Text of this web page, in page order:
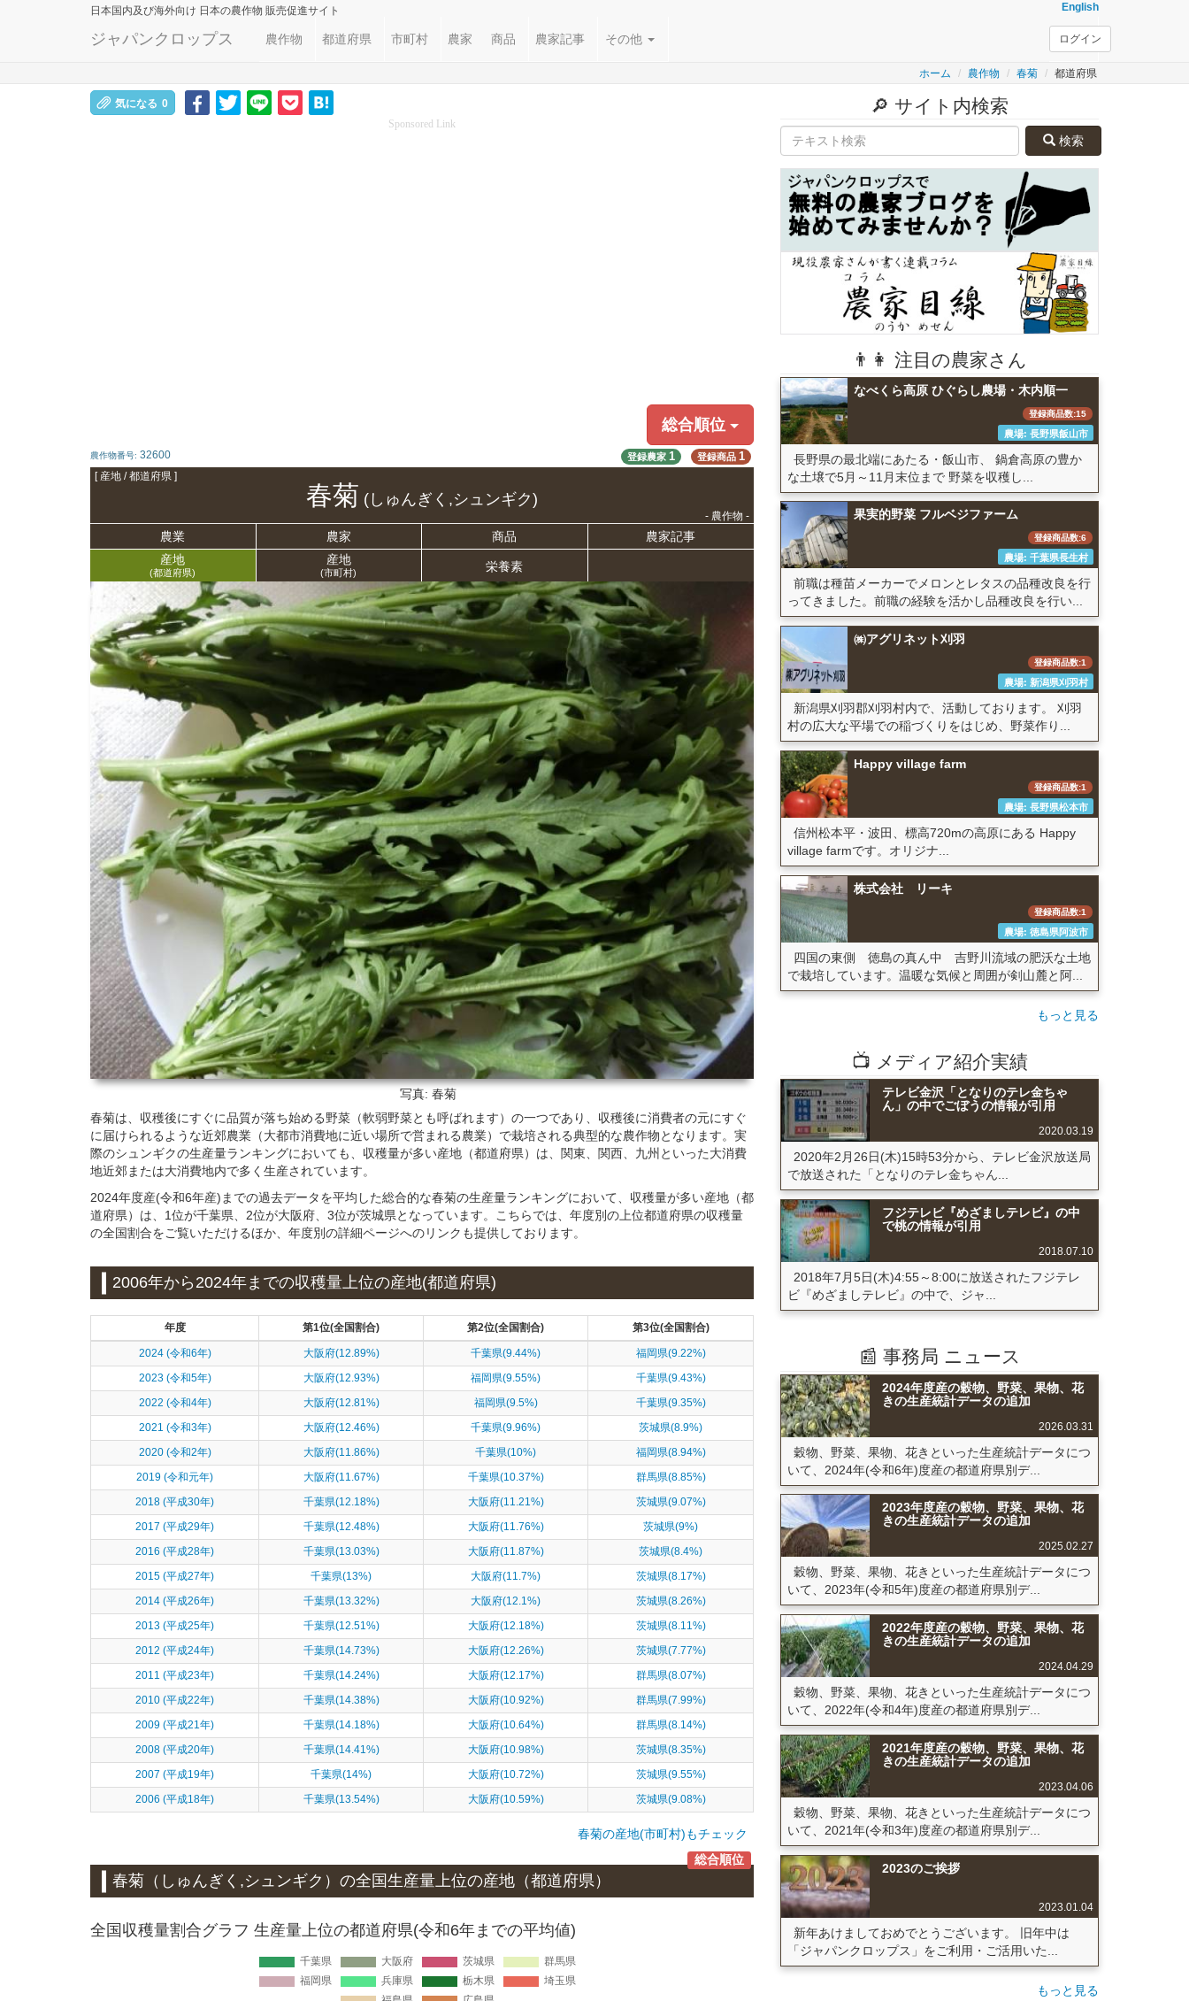
日本国内及び海外向け 日本の農作物 販売促進サイト English
ジャパンクロップス 農作物 都道府県 市町村 農家 商品 農家記事 その他 ログイン
ホーム 農作物 春菊 都道府県
気になる 0
Sponsored Link
総合順位
農作物番号: 32600 登録農家 1 登録商品 1
[ 産地 / 都道府県 ]
春菊 (しゅんぎく,シュンギク)
- 農作物 -
農業 農家 商品
農家記事
産地
(都道府県)
産地
(市町村) 栄養素
写真: 春菊
春菊は、収穫後にすぐに品質が落ち始める野菜（軟弱野菜とも呼ばれます）の一つであり、収穫後に消費者の元にすぐ
に届けられるような近郊農業（大都市消費地に近い場所で営まれる農業）で栽培される典型的な農作物となります。実
際のシュンギクの生産量ランキングにおいても、収穫量が多い産地（都道府県）は、関東、関西、九州といった大消費
地近郊または大消費地内で多く生産されています。
2024年度産(令和6年産)までの過去データを平均した総合的な春菊の生産量ランキングにおいて、収穫量が多い産地（都
道府県）は、1位が千葉県、2位が大阪府、3位が茨城県となっています。こちらでは、年度別の上位都道府県の収穫量
の全国割合をご覧いただけるほか、年度別の詳細ページへのリンクも提供しております。
2006年から2024年までの収穫量上位の産地(都道府県)
年度 第1位(全国割合) 第2位(全国割合) 第3位(全国割合)
2024 (令和6年) 大阪府(12.89%) 千葉県(9.44%)
福岡県(9.22%)
2023 (令和5年)
大阪府(12.93%) 福岡県(9.55%)
千葉県(9.43%)
2022 (令和4年)
大阪府(12.81%) 福岡県(9.5%)
千葉県(9.35%)
2021 (令和3年)
大阪府(12.46%) 千葉県(9.96%)
茨城県(8.9%)
2020 (令和2年)
大阪府(11.86%) 千葉県(10%)
福岡県(8.94%)
2019 (令和元年)
大阪府(11.67%) 千葉県(10.37%)
群馬県(8.85%)
2018 (平成30年)
千葉県(12.18%) 大阪府(11.21%)
茨城県(9.07%)
2017 (平成29年)
千葉県(12.48%) 大阪府(11.76%)
茨城県(9%)
2016 (平成28年)
千葉県(13.03%) 大阪府(11.87%)
茨城県(8.4%)
2015 (平成27年)
千葉県(13%) 大阪府(11.7%)
茨城県(8.17%)
2014 (平成26年)
千葉県(13.32%) 大阪府(12.1%)
茨城県(8.26%)
2013 (平成25年)
千葉県(12.51%) 大阪府(12.18%)
茨城県(8.11%)
2012 (平成24年)
千葉県(14.73%) 大阪府(12.26%)
茨城県(7.77%)
2011 (平成23年)
千葉県(14.24%) 大阪府(12.17%)
群馬県(8.07%)
2010 (平成22年)
千葉県(14.38%) 大阪府(10.92%)
群馬県(7.99%)
2009 (平成21年)
千葉県(14.18%) 大阪府(10.64%)
群馬県(8.14%)
2008 (平成20年)
千葉県(14.41%) 大阪府(10.98%)
茨城県(8.35%)
2007 (平成19年)
千葉県(14%) 大阪府(10.72%)
茨城県(9.55%)
2006 (平成18年)
千葉県(13.54%) 大阪府(10.59%) 茨城県(9.08%)
春菊の産地(市町村)もチェック
総合順位
春菊（しゅんぎく,シュンギク）の全国生産量上位の産地 （都道府県）
全国収穫量割合グラフ 生産量上位の都道府県(令和6年までの平均値)
🔎 サイト内検索
検索
👨👩 注目の農家さん
なべくら高原 ひぐらし農場・木内順一
登録商品数:15
農場: 長野県飯山市
長野県の最北端にあたる・飯山市、 鍋倉高原の豊か
な土壌で5月～11月末位まで 野菜を収穫し...
果実的野菜 フルベジファーム
登録商品数:6
農場: 千葉県長生村
前職は種苗メーカーでメロンとレタスの品種改良を行
ってきました。前職の経験を活かし品種改良を行い...
㈱アグリネット刈羽
登録商品数:1
農場: 新潟県刈羽村
新潟県刈羽郡刈羽村内で、活動しております。 刈羽
村の広大な平場での稲づくりをはじめ、野菜作り...
Happy village farm
登録商品数:1
農場: 長野県松本市
信州松本平・波田、標高720mの高原にある Happy
village farmです。オリジナ...
株式会社 リーキ
登録商品数:1
農場: 徳島県阿波市
四国の東側 徳島の真ん中 吉野川流域の肥沃な土地
で栽培しています。温暖な気候と周囲が剣山麓と阿...
もっと見る
📺 メディア紹介実績
テレビ金沢「となりのテレ金ちゃ
ん」の中でごぼうの情報が引用
2020.03.19
2020年2月26日(木)15時53分から、テレビ金沢放送局
で放送された「となりのテレ金ちゃん...
フジテレビ『めざましテレビ』の中
で桃の情報が引用
2018.07.10
2018年7月5日(木)4:55～8:00に放送されたフジテレ
ビ『めざましテレビ』の中で、ジャ...
📰 事務局 ニュース
2024年度産の穀物、野菜、果物、花
きの生産統計データの追加
2026.03.31
穀物、野菜、果物、花きといった生産統計データにつ
いて、2024年(令和6年)度産の都道府県別デ...
2023年度産の穀物、野菜、果物、花
きの生産統計データの追加
2025.02.27
穀物、野菜、果物、花きといった生産統計データにつ
いて、2023年(令和5年)度産の都道府県別デ...
2022年度産の穀物、野菜、果物、花
きの生産統計データの追加
2024.04.29
穀物、野菜、果物、花きといった生産統計データにつ
いて、2022年(令和4年)度産の都道府県別デ...
2021年度産の穀物、野菜、果物、花
きの生産統計データの追加
2023.04.06
穀物、野菜、果物、花きといった生産統計データにつ
いて、2021年(令和3年)度産の都道府県別デ...
2023のご挨拶
2023.01.04
新年あけましておめでとうございます。 旧年中は
「ジャパンクロップス」をご利用・ご活用いた...
もっと見る